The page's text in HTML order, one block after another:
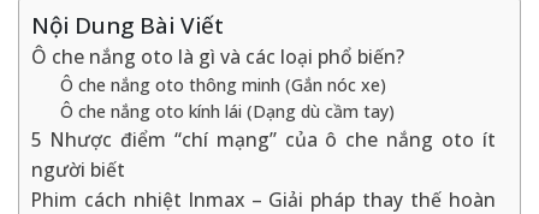
Nội Dung Bài Viết
Ô che nắng oto là gì và các loại phổ biến?
Ô che nắng oto thông minh (Gắn nóc xe)
Ô che nắng oto kính lái (Dạng dù cầm tay)
5 Nhược điểm “chí mạng” của ô che nắng oto ít
người biết
Phim cách nhiệt Inmax – Giải pháp thay thế hoàn